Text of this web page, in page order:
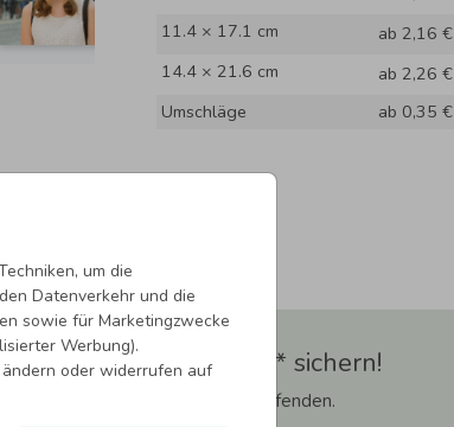
um die
Datenverkehr und die
sowie für Marketingzwecke
Werbung).
oder widerrufen auf
11.4 × 17.1 cm
ab 2,16 €
14.4 × 21.6 cm
ab 2,26 €
Umschläge
ab 0,35 €
und 5,00 € Rabatt** sichern!
an und bleibe auf dem Laufenden.